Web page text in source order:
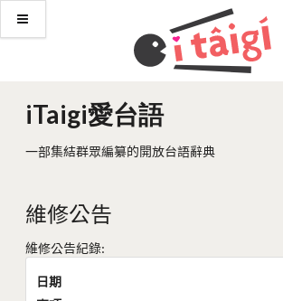
iTaigi愛台語
一部集結群眾編纂的開放台語辭典
維修公告
維修公告紀錄:
日期